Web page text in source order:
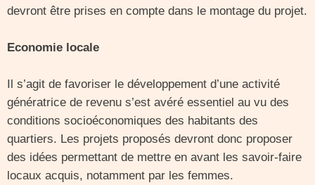
devront être prises en compte dans le montage du projet.
Economie locale
Il s’agit de favoriser le développement d’une activité
génératrice de revenu s’est avéré essentiel au vu des
conditions socioéconomiques des habitants des
quartiers. Les projets proposés devront donc proposer
des idées permettant de mettre en avant les savoir-faire
locaux acquis, notamment par les femmes.